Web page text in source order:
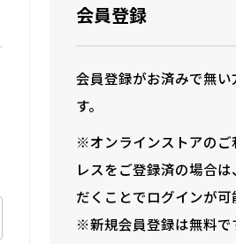
会員登録
会員登録がお済みで無
す。
※オンラインストアのご
レスをご登録済の場合は、
だくことでログインが可
※新規会員登録は無料で